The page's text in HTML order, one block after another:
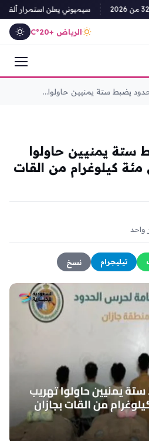
سيميوني يعلن استمرار ألفاريز
الرياض +20°C
يضبط ستة يمنيين حاولوا...
يمنيين حاولوا
كيلوغرام من القات
تيليجرام نسخ